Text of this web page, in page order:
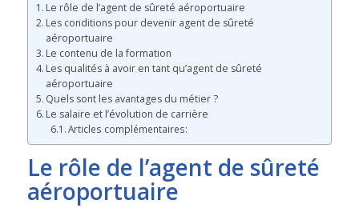
Le rôle de l’agent de sûreté aéroportuaire
Les conditions pour devenir agent de sûreté
aéroportuaire
Le contenu de la formation
Les qualités à avoir en tant qu’agent de sûreté
aéroportuaire
Quels sont les avantages du métier ?
Le salaire et l’évolution de carrière
Articles complémentaires:
Le rôle de l’agent de sûreté
aéroportuaire